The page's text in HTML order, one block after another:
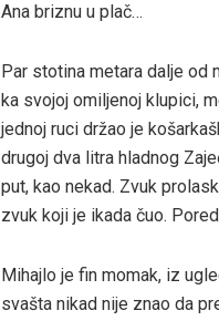
Ana briznu u plač…
Par stotina metara dalje od
ka svojoj omiljenoj klupici,
jednoj ruci držao je
drugoj dva litra hladnog
put, kao nekad. Zvuk
zvuk koji je ikada čuo.
Mihajlo je fin momak, iz
svašta nikad nije znao da